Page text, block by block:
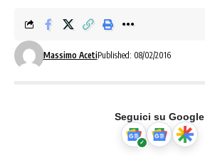
Massimo AcetiPublished: 08/02/2016
Seguici su Google